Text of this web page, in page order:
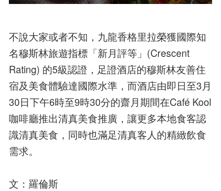
不說大家或者不知，九龍香格里拉榮獲國際知
名穆斯林旅遊指標「新月評等」(Crescent
Rating) 的5級認證，足證酒店的穆斯林友善住
宿及美食體驗達國際水準，而酒店由即日至3月
30日下午6時至9時30分的齋月期間在Café Kool
咖啡廳推出清真美食推廣，讓更多本地食客認
識清真美食，同時也滿足清真客人的精緻飲食
需求。
文：羅倫斯